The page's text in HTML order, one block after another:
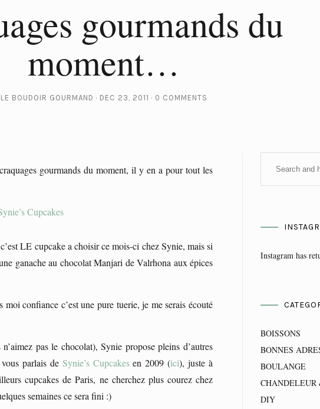
gourmands du
moment…
LE BOUDOIR GOURMAND DEC 23, 2011 0 COMMENTS
gourmands du moment, il y en a pour tout les
Cupcakes
LE cupcake a choisir ce mois-ci chez Synie, mais si
ganache au chocolat Manjari de Valrhona aux épices
confiance c’est une pure tuerie, je me serais écouté
pas le chocolat), Synie propose pleins d’autres
parlais de Synie’s Cupcakesen 2009 (ici), juste à
cupcakes de Paris, ne cherchez plus courez chez
semaines ce sera fini :)
Instagram has
BOISSONS
BONNES
BOULANGE
CHANDELEUR
DIY